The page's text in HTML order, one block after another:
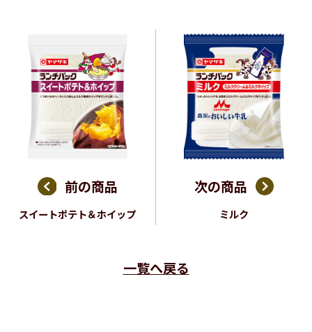
前の商品
スイートポテト＆ホイップ
一覧へ戻る
次の商品
ミルク